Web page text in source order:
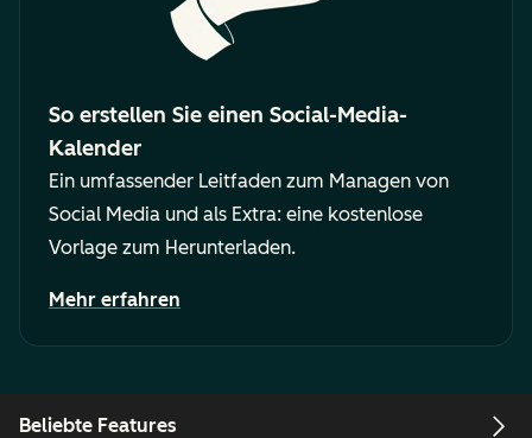
So erstellen Sie einen Social-Media-
Kalender
Ein umfassender Leitfaden zum Managen von
Social Media und als Extra: eine kostenlose
Vorlage zum Herunterladen.
Mehr erfahren
Beliebte Features